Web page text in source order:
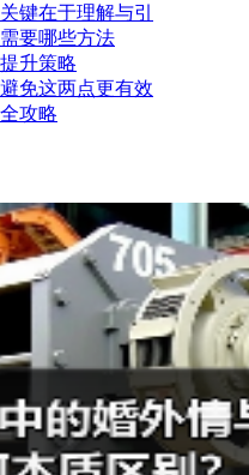
键在于理解与引
要哪些方法
升策略
免这两点更有效
攻略